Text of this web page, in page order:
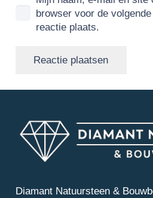
browser voor de
reactie plaats.
Reactie plaatsen
Diamant Natuursteen &